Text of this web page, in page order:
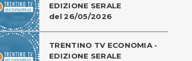
EDIZIONE SERALE
del 26/05/2026
TRENTINO TV ECONOMIA -
EDIZIONE SERALE